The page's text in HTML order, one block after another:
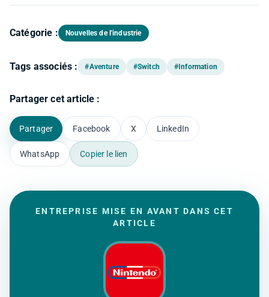
Catégorie : Nouvelles de l'industrie
Tags associés : #Aventure #Switch #Information
Partager cet article :
Partager Facebook X LinkedIn
WhatsApp Copier le lien
ENTREPRISE MISE EN AVANT DANS CET
ARTICLE